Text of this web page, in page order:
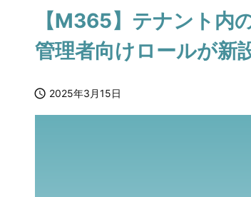
【M365】テナント内
管理者向けロールが新
 2025年3月15日